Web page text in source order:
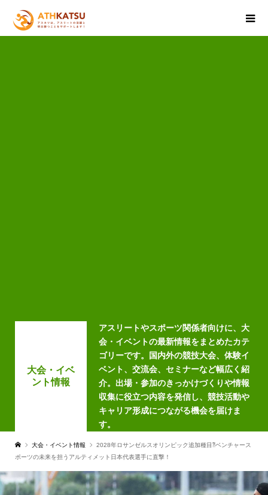
大会・イベ
ント情報
アスリートやスポーツ関係者向けに、大
会・イベントの最新情報をまとめたカテ
ゴリーです。国内外の競技大会、体験イ
ベント、交流会、セミナーなど幅広く紹
介。出場・参加のきっかけづくりや情報
収集に役立つ内容を発信し、競技活動や
キャリア形成につながる機会を届けま
す。
大会・イベント情報
2028年ロサンゼルスオリンピック追加種目⁈ベンチャース
ポーツの未来を担うアルティメット日本代表選手に直撃！